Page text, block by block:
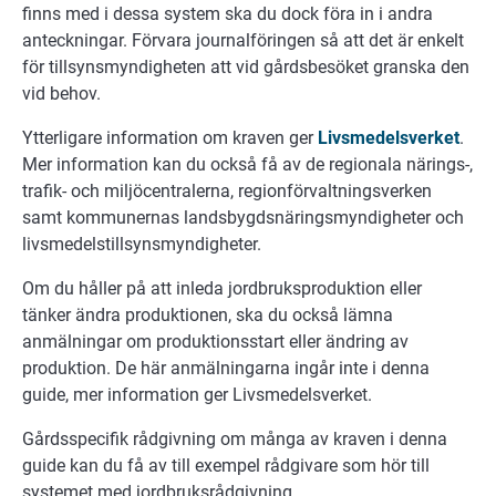
finns med i dessa system ska du dock föra in i andra
anteckningar. Förvara journalföringen så att det är enkelt
för tillsynsmyndigheten att vid gårdsbesöket granska den
vid behov.
Ytterligare information om kraven ger Livsmedelsverket.
Mer information kan du också få av de regionala närings-,
trafik- och miljöcentralerna, regionförvaltningsverken
samt kommunernas landsbygdsnäringsmyndigheter och
livsmedelstillsynsmyndigheter.
Om du håller på att inleda jordbruksproduktion eller
tänker ändra produktionen, ska du också lämna
anmälningar om produktionsstart eller ändring av
produktion. De här anmälningarna ingår inte i denna
guide, mer information ger Livsmedelsverket.
Gårdsspecifik rådgivning om många av kraven i denna
guide kan du få av till exempel rådgivare som hör till